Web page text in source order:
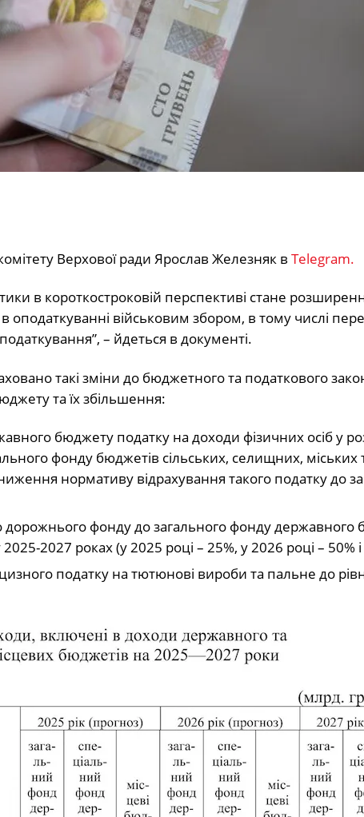
Верхової ради Ярослав Железняк в Telegram.
в короткостроковій перспективі стане
військовим збором, в тому числі
– йдеться в документі.
такі зміни до бюджетного та податкового
та їх збільшення:
бюджету податку на доходи фізичних осіб у
фонду бюджетів сільських, селищних, міських
нормативу відрахування такого податку до
дорожнього фонду до загального фонду державного
2027 роках (у 2025 році – 25%, у 2026 році – 50%
податку на тютюнові вироби та пальне до